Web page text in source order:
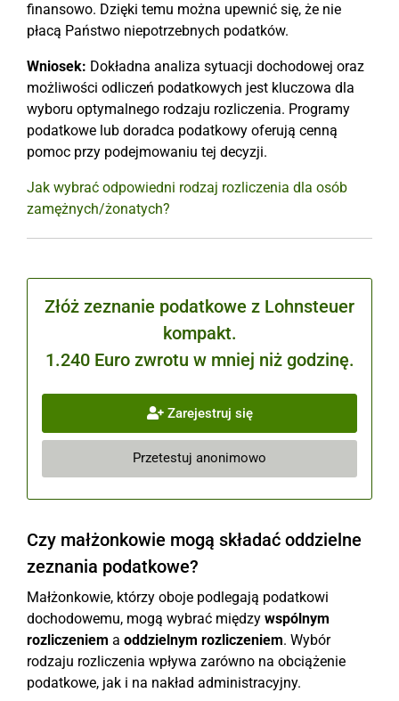
finansowo. Dzięki temu można upewnić się, że nie
płacą Państwo niepotrzebnych podatków.
Wniosek: Dokładna analiza sytuacji dochodowej oraz
możliwości odliczeń podatkowych jest kluczowa dla
wyboru optymalnego rodzaju rozliczenia. Programy
podatkowe lub doradca podatkowy oferują cenną
pomoc przy podejmowaniu tej decyzji.
Jak wybrać odpowiedni rodzaj rozliczenia dla osób
zamężnych/żonatych?
Złóż zeznanie podatkowe z Lohnsteuer
kompakt.
1.240 Euro zwrotu w mniej niż godzinę.
Zarejestruj się
Przetestuj anonimowo
Czy małżonkowie mogą składać oddzielne
zeznania podatkowe?
Małżonkowie, którzy oboje podlegają podatkowi
dochodowemu, mogą wybrać między wspólnym
rozliczeniem a oddzielnym rozliczeniem. Wybór
rodzaju rozliczenia wpływa zarówno na obciążenie
podatkowe, jak i na nakład administracyjny.